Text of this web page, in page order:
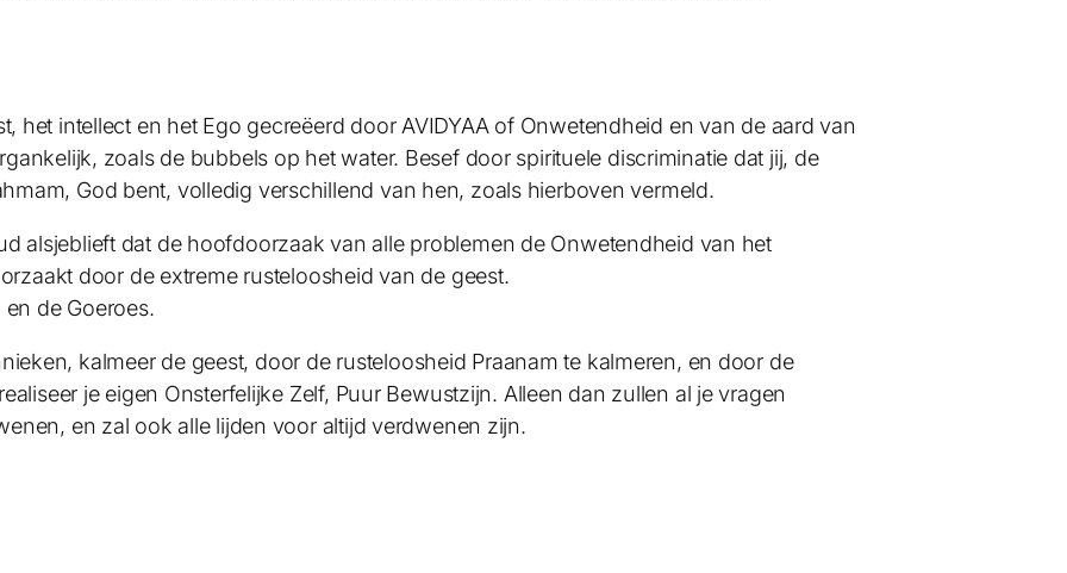
het intellect en het Ego gecreëerd door AVIDYAA of Onwetendheid en van de aard van
zoals de bubbels op het water. Besef door spirituele discriminatie dat jij, de
God bent, volledig verschillend van hen, zoals hierboven vermeld.
alsjeblieft dat de hoofdoorzaak van alle problemen de Onwetendheid van het
door de extreme rusteloosheid van de geest.
de Goeroes.
kalmeer de geest, door de rusteloosheid Praanam te kalmeren, en door de
je eigen Onsterfelijke Zelf, Puur Bewustzijn. Alleen dan zullen al je vragen
en zal ook alle lijden voor altijd verdwenen zijn.